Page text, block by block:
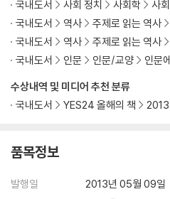
수상내역 및 미디어 추천 분류
국내도서
YES24 올해의 책 2013
국내도서
사회 정치 사회학
사
국내도서
역사 주제로 읽는 역사
국내도서
역사 주제로 읽는 역사
국내도서
인문 인문/교양 인문
품목정보
발행일
2013년 05월 09일